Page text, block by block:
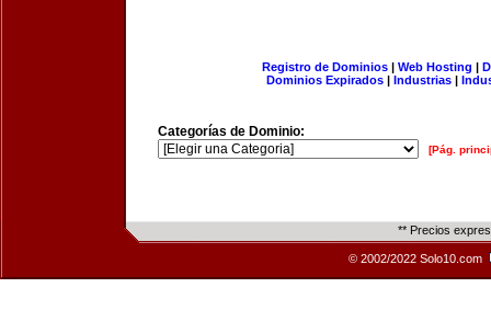
Registro de Dominios| Web Hosting |
Dominios Expirados | Industrias |
Categorías de Dominio:
[Pág.
** Precios
© 2002/2022 Solo10.com